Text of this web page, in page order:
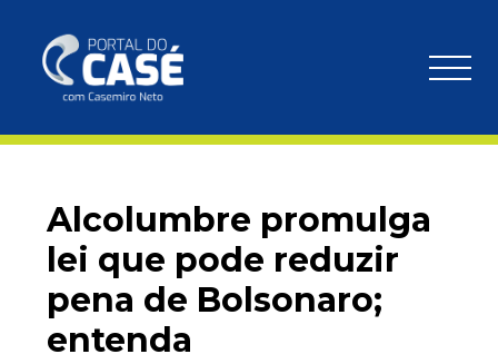
Alcolumbre promulga
lei que pode reduzir
pena de Bolsonaro;
entenda